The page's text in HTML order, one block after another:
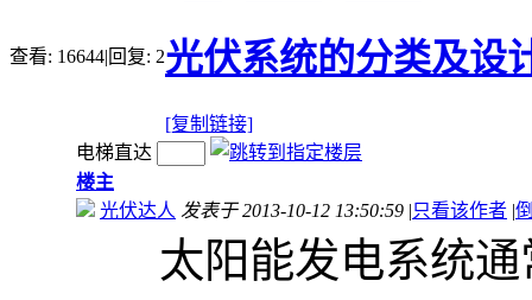
查看: 16644|回复: 2光伏系统的分类及设
[复制链接]
电梯直达
楼主
光伏达人 发表于 2013-10-12 13:50:59 |只看该作者 |
太阳能发电系统通